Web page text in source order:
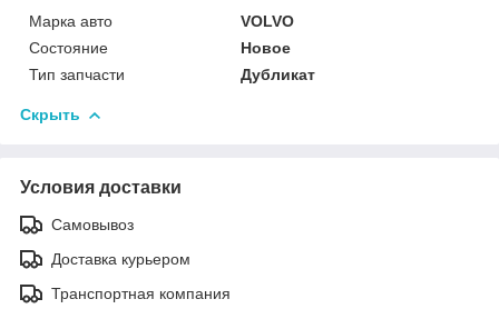
Марка авто
VOLVO
Состояние
Новое
Тип запчасти
Дубликат
Скрыть
Условия доставки
Самовывоз
Доставка курьером
Транспортная компания